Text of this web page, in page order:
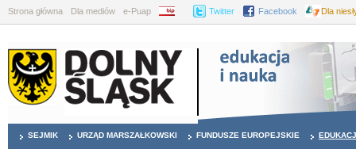
Strona główna Dla mediów e-Puap BIP Twitter Facebook Dla
SEJMIK URZĄD MARSZAŁKOWSKI FUNDUSZE EUROPEJSKIE